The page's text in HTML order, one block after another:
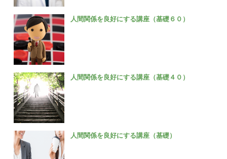
人間関係を良好にする講座（基礎６０）
人間関係を良好にする講座（基礎４０）
人間関係を良好にする講座（基礎）